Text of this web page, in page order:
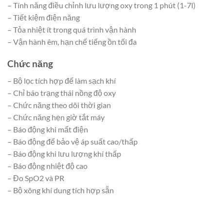
– Tính năng điều chỉnh lưu lượng oxy trong 1 phút (1-7l)
– Tiết kiệm điện năng
– Tỏa nhiệt ít trong quá trình vận hành
– Vận hành êm, hạn chế tiếng ồn tối đa
Chức năng
– Bộ lọc tích hợp để làm sạch khí
– Chỉ báo trạng thái nồng độ oxy
– Chức năng theo dõi thời gian
– Chức năng hẹn giờ tắt máy
– Báo động khi mất điện
– Báo động để bảo vệ áp suất cao/thấp
– Báo động khi lưu lượng khí thấp
– Báo động nhiệt độ cao
– Đo SpO2 và PR
– Bộ xông khí dung tích hợp sẵn